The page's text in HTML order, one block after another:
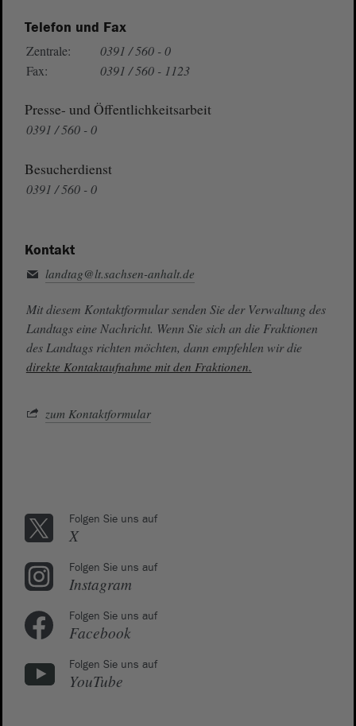
Telefon und Fax
Zentrale:
0391 / 560 - 0
Fax:
0391 / 560 - 1123
Presse- und Öffentlichkeitsarbeit
0391 / 560 - 0
Besucherdienst
0391 / 560 - 0
Kontakt
landtag@lt.sachsen-anhalt.de
Mit diesem Kontaktformular senden Sie der Verwaltung des
Landtags eine Nachricht. Wenn Sie sich an die Fraktionen
des Landtags richten möchten, dann empfehlen wir die
direkte Kontaktaufnahme mit den Fraktionen.
zum Kontaktformular
Folgen Sie uns auf
X
Folgen Sie uns auf
Instagram
Folgen Sie uns auf
Facebook
Folgen Sie uns auf
YouTube